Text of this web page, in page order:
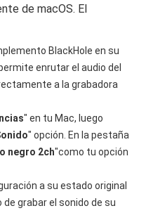
de macOS. El
BlackHole en su
enrutar el audio del
a la grabadora
" en tu Mac, luego
" opción. En la pestaña
negro 2ch"como tu opción
a su estado original
grabar el sonido de su